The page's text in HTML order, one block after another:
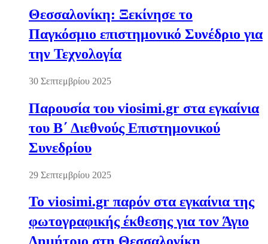
Θεσσαλονίκη: Ξεκίνησε το
Παγκόσμιο επιστημονικό Συνέδριο για
την Τεχνολογία
30 Σεπτεμβρίου 2025
Παρουσία του viosimi.gr στα εγκαίνια
του Β΄ Διεθνούς Επιστημονικού
Συνεδρίου
29 Σεπτεμβρίου 2025
Το viosimi.gr παρόν στα εγκαίνια της
φωτογραφικής έκθεσης για τον Άγιο